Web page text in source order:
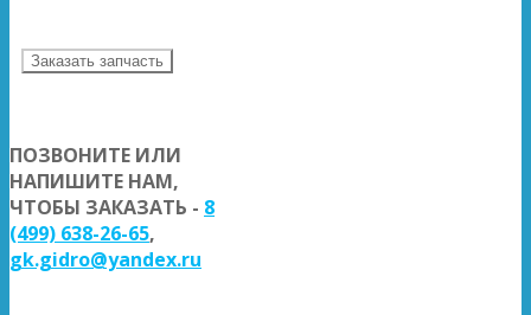
Заказать запчасть
ПОЗВОНИТЕ ИЛИ
НАПИШИТЕ НАМ,
ЧТОБЫ ЗАКАЗАТЬ - 8
(499) 638-26-65,
gk.gidro@yandex.ru